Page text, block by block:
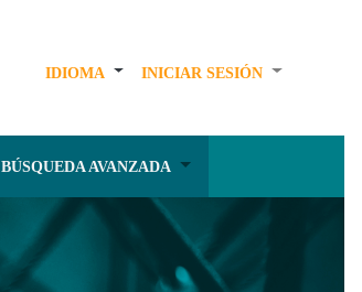
IDIOMA INICIAR SESIÓN
BÚSQUEDA AVANZADA